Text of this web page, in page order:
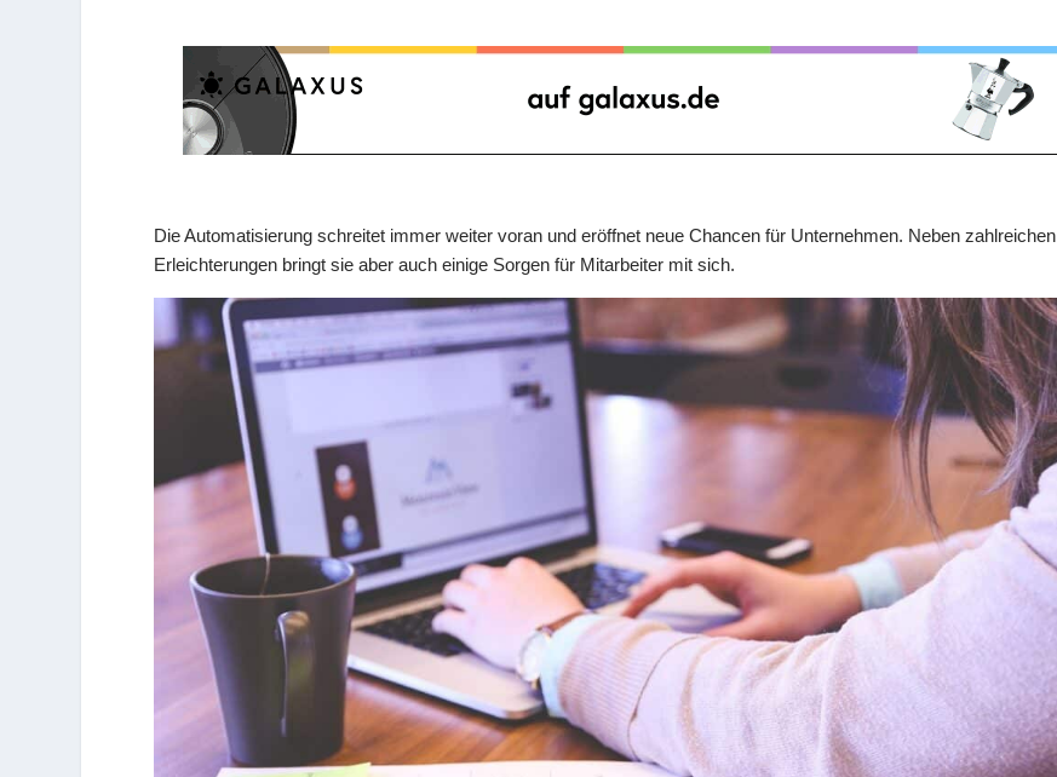
Die Automatisierung schreitet immer weiter voran und eröffnet neue Chancen für Unternehmen. Neben zahlreichen
Erleichterungen bringt sie aber auch einige Sorgen für Mitarbeiter mit sich.